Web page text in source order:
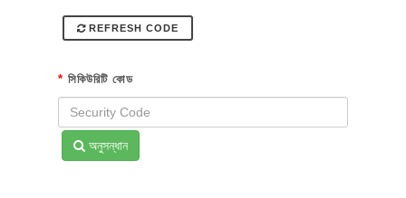
REFRESH CODE
* সিকিউরিটি কোড
অনুসন্ধান